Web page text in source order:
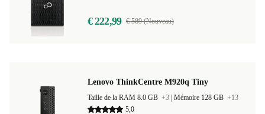
€ 222,99 € 589 (Nouveau)
Lenovo ThinkCentre M920q Tiny
Taille de la RAM 8.0 GB +3 Mémoire 128 GB +13
5,0